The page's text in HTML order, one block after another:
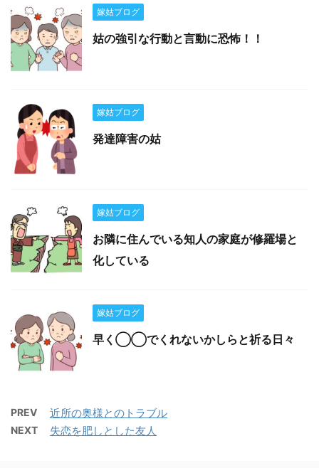
嫁姑ブログ
姑の強引な行動と言動に恐怖！！
嫁姑ブログ
発達障害の姑
嫁姑ブログ
お隣に住んでいる知人の家庭が修羅場と
化している
嫁姑ブログ
早く◯◯でくれないかしらと祈る日々
PREV 近所の奥様とのトラブル
NEXT 失恋を肥しとした友人